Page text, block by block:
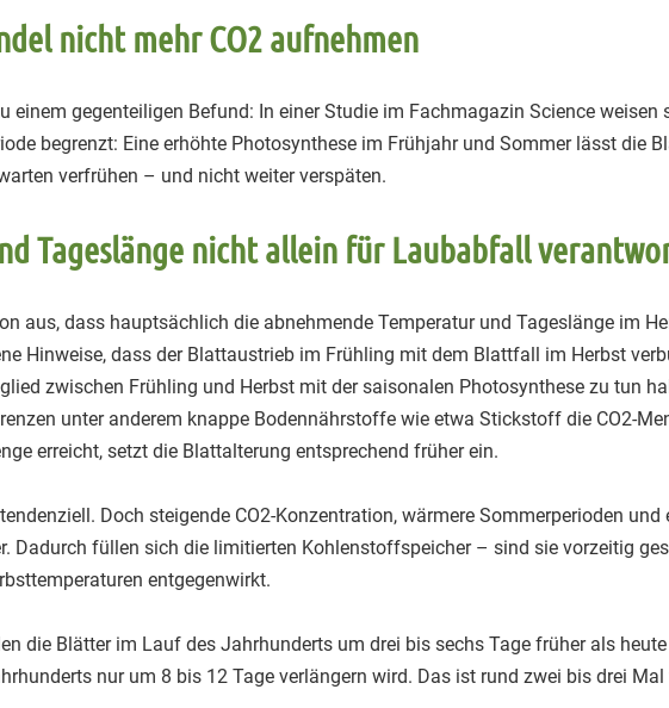
nicht mehr CO2 aufnehmen
einem gegenteiligen Befund: In einer Studie im Fachmagazin Science
begrenzt: Eine erhöhte Photosynthese im Frühjahr und Sommer lässt die
verfrühen – und nicht weiter verspäten.
Tageslänge nicht allein für Laubabfall
aus, dass hauptsächlich die abnehmende Temperatur und Tageslänge im
Hinweise, dass der Blattaustrieb im Frühling mit dem Blattfall im Herbst
zwischen Frühling und Herbst mit der saisonalen Photosynthese zu tun
unter anderem knappe Bodennährstoffe wie etwa Stickstoff die CO2-
erreicht, setzt die Blattalterung entsprechend früher ein.
Doch steigende CO2-Konzentration, wärmere Sommerperioden
Dadurch füllen sich die limitierten Kohlenstoffspeicher – sind sie vorzeitig
entgegenwirkt.
die Blätter im Lauf des Jahrhunderts um drei bis sechs Tage früher als
nur um 8 bis 12 Tage verlängern wird. Das ist rund zwei bis drei